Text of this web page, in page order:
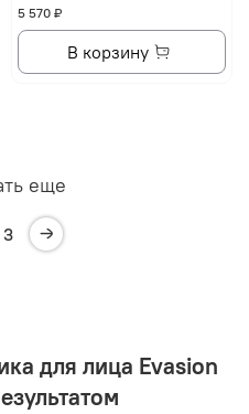
5 570 ₽
В корзину
еще
3
для лица Evasion